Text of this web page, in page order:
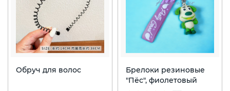
Обруч для волос
Брелоки резиновые
"Пёс", фиолетовый